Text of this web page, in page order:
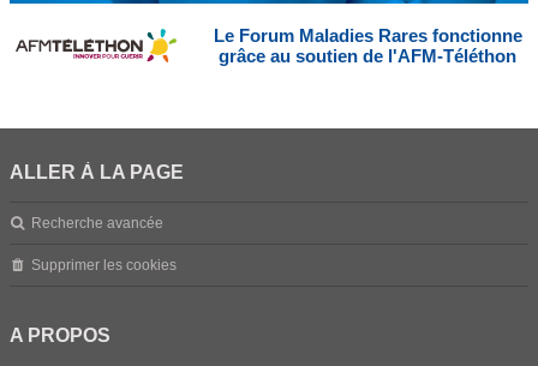
Le Forum Maladies Rares fonctionne
grâce au soutien de l'AFM-Téléthon
ALLER À LA PAGE
Recherche avancée
Supprimer les cookies
A PROPOS